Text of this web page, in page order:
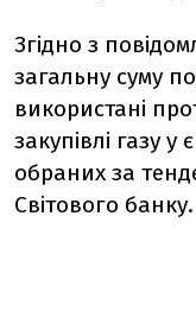
Згідно з
загальну суму
використані
закупівлі газу
обраних за
Світового банку.